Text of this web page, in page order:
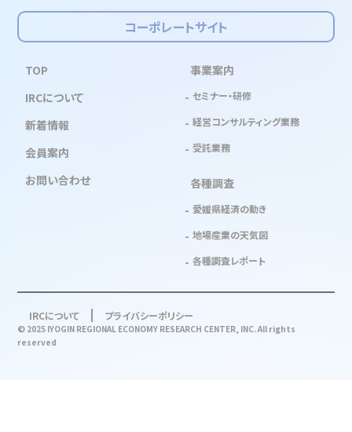
コーポレートサイト
TOP
IRCについて
新着情報
会員案内
お問い合わせ
事業案内
セミナー・研修
経営コンサルティング業務
受託業務
各種調査
愛媛県経済の動き
地場産業の天気図
各種調査レポート
IRCについて プライバシーポリシー
© 2025 IYOGIN REGIONAL ECONOMY RESEARCH CENTER, INC. All rights
reserved